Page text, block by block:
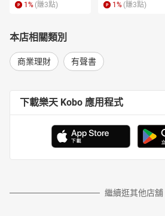
1 % (賺3點) 1 % (賺3點)
本店相關類別
商業理財 有聲書
下載樂天 Kobo 應用程式
繼續逛其他店舖